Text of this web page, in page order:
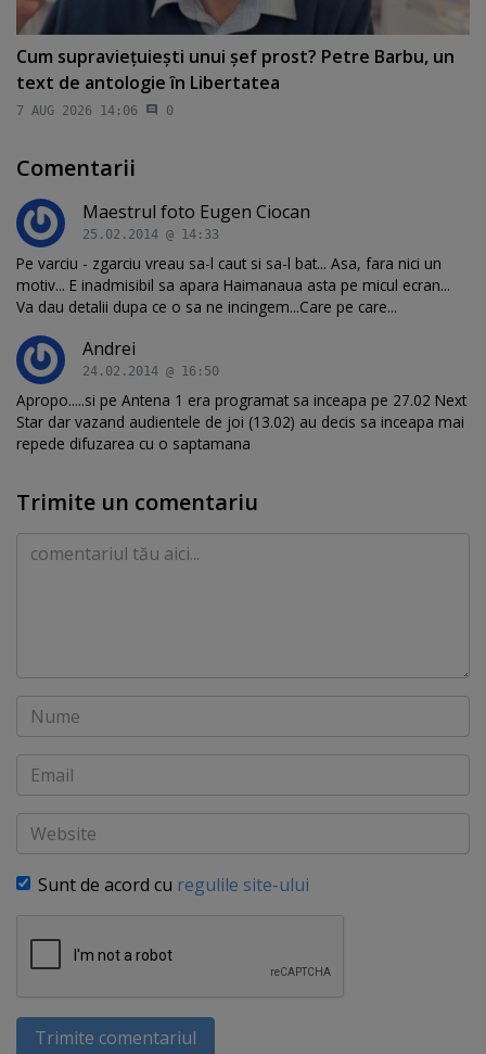
Cum supravieţuieşti unui şef prost? Petre Barbu, un
text de antologie în Libertatea
7 AUG 2026 14:06 0
Comentarii
Maestrul foto Eugen Ciocan
25.02.2014 @ 14:33
Pe varciu - zgarciu vreau sa-l caut si sa-l bat... Asa, fara nici un
motiv... E inadmisibil sa apara Haimanaua asta pe micul ecran...
Va dau detalii dupa ce o sa ne incingem...Care pe care...
Andrei
24.02.2014 @ 16:50
Apropo.....si pe Antena 1 era programat sa inceapa pe 27.02 Next
Star dar vazand audientele de joi (13.02) au decis sa inceapa mai
repede difuzarea cu o saptamana
Trimite un comentariu
Comentariu
Nume
Email
Website
Sunt de acord cu regulile site-ului
Trimite comentariul